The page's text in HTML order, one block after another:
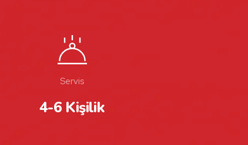
Servis
4-6 Kişilik